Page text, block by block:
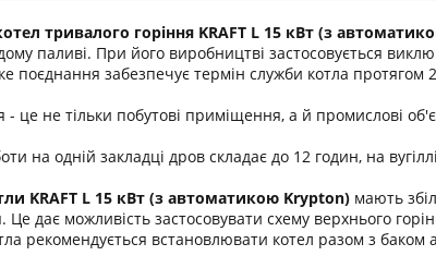
тривалого горіння KRAFT L 15 кВт (з
паливі. При його виробництві застосовується
забезпечує термін служби котла протягом
це не тільки побутові приміщення, а й промислові
на одній закладці дров складає до 12 годин, на
KRAFT L 15 кВт (з автоматикою Krypton) мають
Це дає можливість застосовувати схему верхнього
рекомендується встановлювати котел разом з баком